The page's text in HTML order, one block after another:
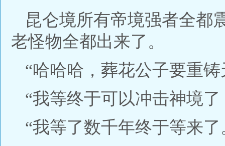
昆仑境所有帝境强者全都
老怪物全都出来了。
“哈哈哈，葬花公子要重铸
“我等终于可以冲击神境
“我等了数千年终于等来了